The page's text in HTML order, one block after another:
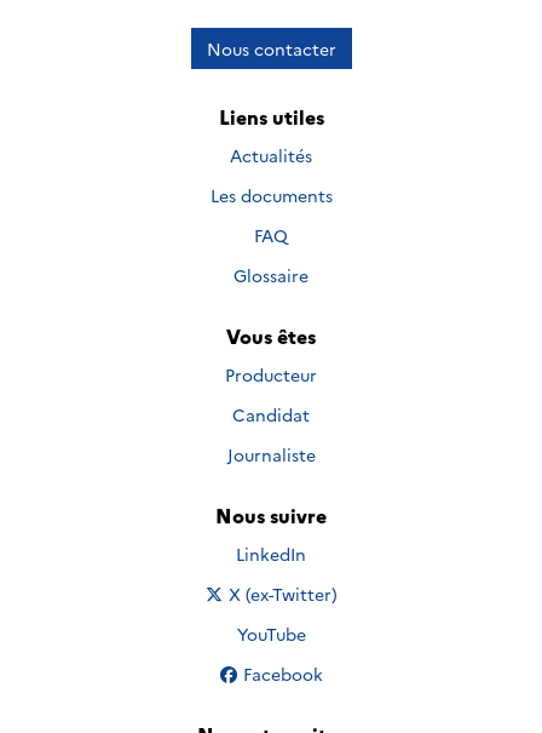
Nous contacter
Liens utiles
Actualités
Les documents
FAQ
Glossaire
Vous êtes
Producteur
Candidat
Journaliste
Nous suivre
Nous suivre sur
LinkedIn
Nous suivre sur
X (ex-Twitter)
Nous suivre sur
YouTube
Nous suivre sur
Facebook